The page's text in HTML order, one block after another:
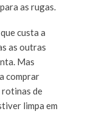
as rugas.
custa a
as outras
Mas
comprar
rotinas de
limpa em